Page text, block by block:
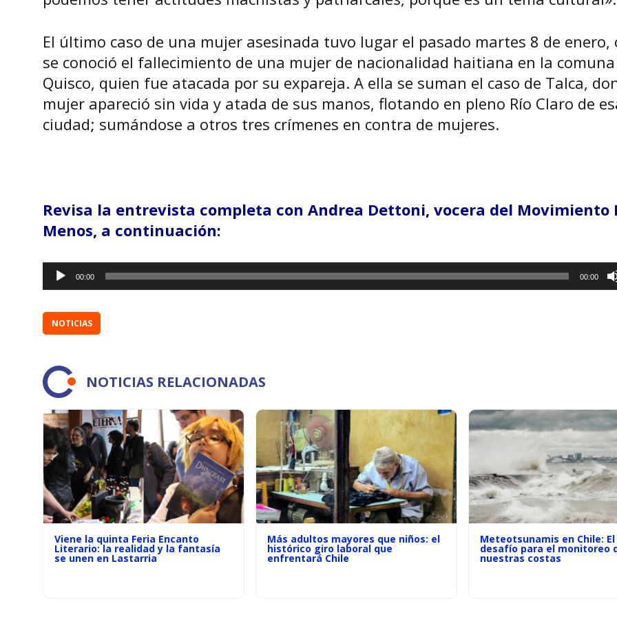
El último caso de una mujer asesinada tuvo lugar el pasado martes 8 de enero,
se conoció el fallecimiento de una mujer de nacionalidad haitiana en la comuna
Quisco, quien fue atacada por su expareja. A ella se suman el caso de Talca,
mujer apareció sin vida y atada de sus manos, flotando en pleno Río Claro de
ciudad; sumándose a otros tres crímenes en contra de mujeres.
Revisa la entrevista completa con Andrea Dettoni, vocera del Movimiento
Menos, a continuación:
Reproductor
de
audio
00:00 00:00
NOTICIAS
NOTICIAS RELACIONADAS
Viene la quinta Feria Encanto
Literario: la realidad y la fantasía
se unen en Lastarria
Más adultos mayores que niños: el
histórico giro laboral que
enfrentará Chile
Meteotsunamis en Chile:
desafío para el monitoreo
nuestras costas